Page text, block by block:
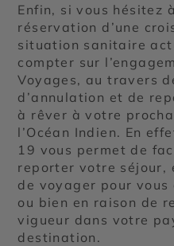
Enfin, si vous hésitez
réservation d’une
situation sanitaire
compter sur
Voyages, au travers
d’annulation et de
à rêver à votre
l’Océan Indien. En
19 vous permet de
reporter votre séjour,
de voyager pour vous
ou bien en raison de
vigueur dans votre
destination.